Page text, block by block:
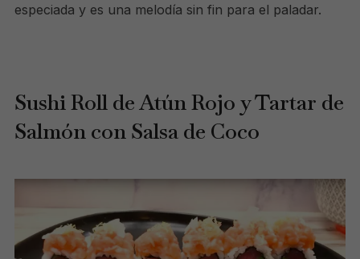
especiada y es una melodía sin fin para el paladar.
Sushi Roll de Atún Rojo y Tartar de
Salmón con Salsa de Coco